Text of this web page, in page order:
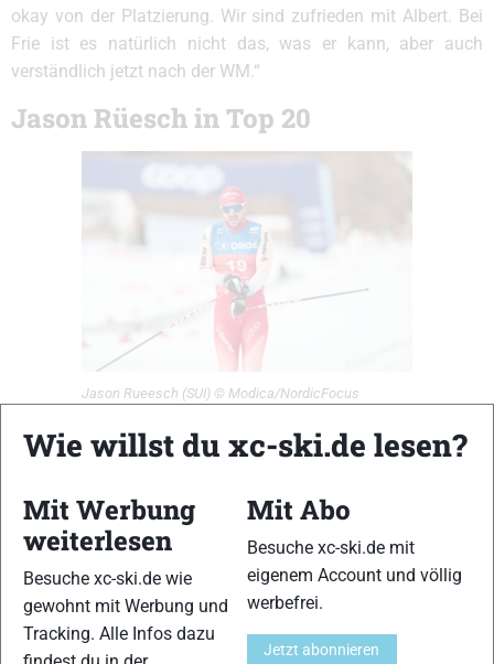
okay von der Platzierung. Wir sind zufrieden mit Albert. Bei
Frie ist es natürlich nicht das, was er kann, aber auch
verständlich jetzt nach der WM.“
Jason Rüesch in Top 20
Jason Rueesch (SUI) © Modica/NordicFocus
Während Beda Klee seine Saison nach der WM nach vielen
gesundheitlichen Problemen für beendet erklärt hatte, hielten
hoch. Einen sehr guten 19. Rang erreichte dabei Jason
Rüesch, der etwas mehr als zwei Minuten auf Nyenget verlor.
Schlechter lief es für Cyril Fähndrich, der über Platz 58 nicht
hinaus kam. Gar nicht erst starten konnte der Österreicher
Mika Vermeulen mit einem schweren Erkältungsinfekt, der
die Saison möglicherweise vorzeitig beendet. Insgesamt war
Wie willst du xc-ski.de lesen?
Mit Werbung
weiterlesen
Besuche xc-ski.de wie
gewohnt mit Werbung und
Tracking. Alle Infos dazu
Mit Abo
Besuche xc-ski.de mit
eigenem Account und völlig
werbefrei.
Jetzt abonnieren